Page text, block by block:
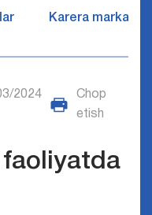
Karera markazi
2024
Chop
etish
faoliyatda